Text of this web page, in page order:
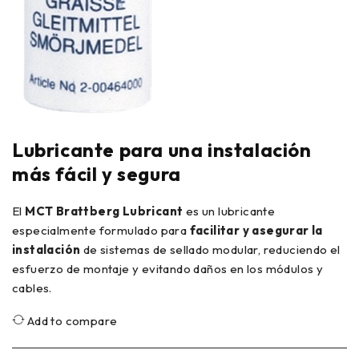
Lubricante para una instalación
más fácil y segura
El MCT Brattberg Lubricant es un lubricante
especialmente formulado para facilitar y asegurar la
instalación de sistemas de sellado modular, reduciendo el
esfuerzo de montaje y evitando daños en los módulos y
cables.
Add to compare